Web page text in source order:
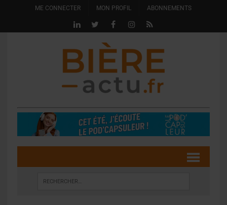
ME CONNECTER MON PROFIL ABONNEMENTS